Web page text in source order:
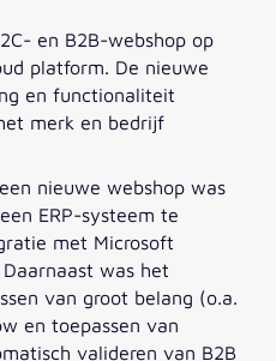
en B2B-webshop op
platform. De nieuwe
en functionaliteit
merk en bedrijf
nieuwe webshop was
ERP-systeem te
met Microsoft
was het
van groot belang (o.a.
en toepassen van
valideren van B2B